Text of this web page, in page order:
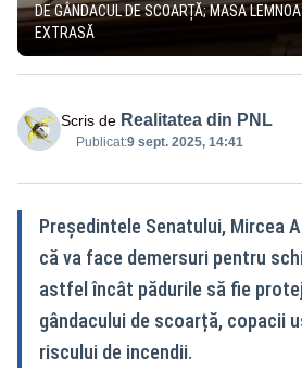
DE GÂNDACUL DE SCOARȚĂ; MASA
EXTRASĂ
Scris de Realitatea din PNL
Publicat:9 sept. 2025, 14:41
Președintele Senatului, Mircea
că va face demersuri pentru
astfel încât pădurile să fie
gândacului de scoarță, copacii
riscului de incendii.